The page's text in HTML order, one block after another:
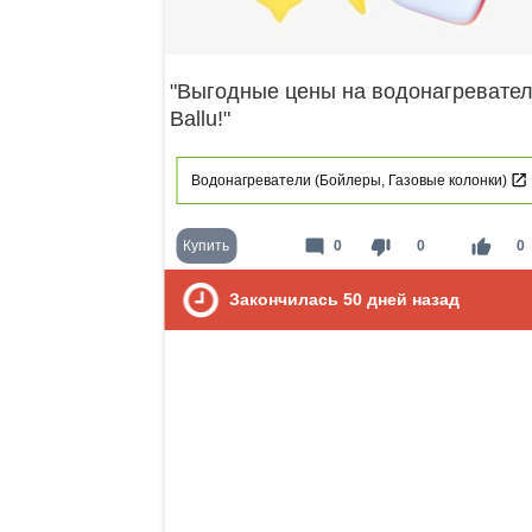
"Выгодные цены на
Ballu!"
Водонагреватели (Бойлеры, Газовые колонки)
Купить thumb_down 0 thumb_up 0
mode_comment 0
Закончилась 50 дней назад